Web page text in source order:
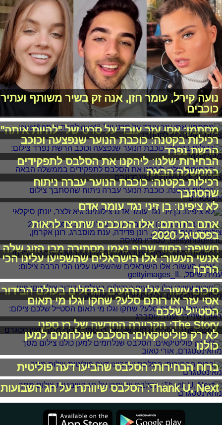
נועה קירל, עומר חזן, אנה זק בשיר משותף ועתיר
כוכבים
מסתמן: אסי עזר עובד על סרט של "להיות איתה"
רכילות בקטנה: כוכבת הנוער שנפצעה וכוכב
הרשת נפרד
הבחירות שלנו: ליהקנו את הסלבס לתפקידים
בממשלה הבאה
רכילות בקטנה: כוכבת הנוער עברה ניתוח
שהסתבך
לא ציפינו: בן זיני נגד עומר אדם
אתם בחרתם: אלו הכוכבים שתרצו לראות
בפסטיגל 2020
חשיפה: הסוד שריף נאמן מסתירה מבן הזוג שלה
אנשי העשור: אלו הישראלים שהשפיעו עלינו הכי
הרבה
סיכום עשור: אלו הרגעים הגדולים בעולם הבידור
אסי עזר או רותם סלע? שחקו וגלו מי תאום
הסטייל שלכם
The Story: הקריירה החדשה של רז ספני
לא רק פוליטיקאים: הסלבס שנלחמים למען
כולנו
ברוח הבחירות: הסלבס שהביעו דעה פוליטית
Thank U, Next: הסלבס שיוותרו על חג השבועות